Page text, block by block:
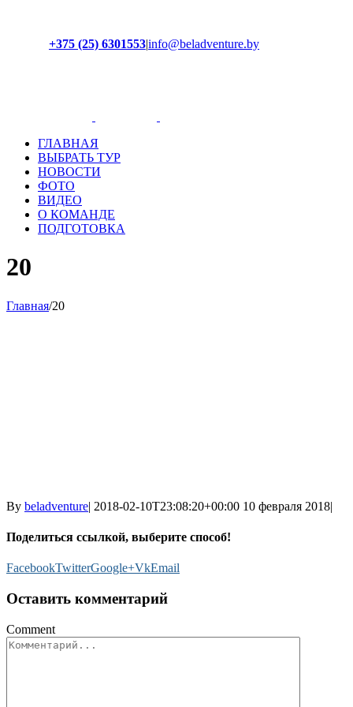
+375 (25) 6301553|info@beladventure.by
ГЛАВНАЯ
ВЫБРАТЬ ТУР
НОВОСТИ
ФОТО
ВИДЕО
О КОМАНДЕ
ПОДГОТОВКА
20
Главная/20
By beladventure| 2018-02-10T23:08:20+00:00 10 февраля 2018|
Поделиться ссылкой, выберите способ!
FacebookTwitterGoogle+VkEmail
Оставить комментарий
Comment